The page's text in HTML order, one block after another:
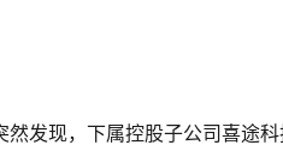
发现，下属控股子公司喜途